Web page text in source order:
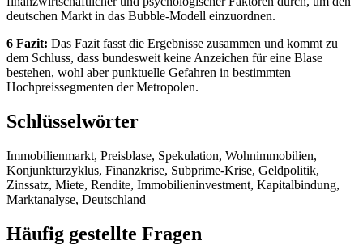
deutschen Markt in das Bubble-Modell einzuordnen.
6 Fazit: Das Fazit fasst die Ergebnisse zusammen und kommt zu
dem Schluss, dass bundesweit keine Anzeichen für eine Blase
bestehen, wohl aber punktuelle Gefahren in bestimmten
Hochpreissegmenten der Metropolen.
Schlüsselwörter
Immobilienmarkt, Preisblase, Spekulation, Wohnimmobilien,
Konjunkturzyklus, Finanzkrise, Subprime-Krise, Geldpolitik,
Zinssatz, Miete, Rendite, Immobilieninvestment, Kapitalbindung,
Marktanalyse, Deutschland
Häufig gestellte Fragen